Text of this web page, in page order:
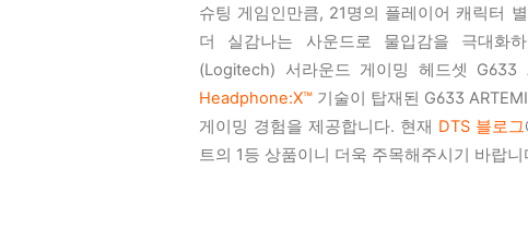
슈팅 게임인만큼, 21명의 플레이어 캐릭터
더 실감나는 사운드로 물입감을 극대화
(Logitech) 서라운드 게이밍 헤드셋 G633
Headphone:X™ 기술이 탑재된 G633
게이밍 경험을 제공합니다. 현재 DTS 블로그
트의 1등 상품이니 더욱 주목해주시기 바랍니